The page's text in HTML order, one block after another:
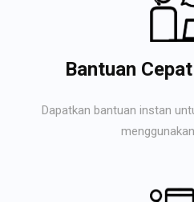
Bantuan
Dapatkan bantuan instan